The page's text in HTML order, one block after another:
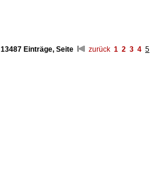
13487 Einträge, Seite zurück 1 2 3 4 5